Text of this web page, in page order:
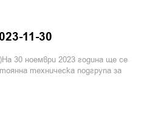
11-30
30 ноември 2023 година ще се
техническа подгрупа за